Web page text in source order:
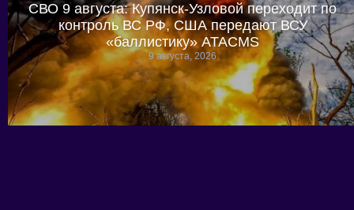
СВО 9 августа: Купянск-Узловой переходит по
контроль ВС РФ, США передают ВСУ
«баллистику» ATACMS
9 августа, 2026